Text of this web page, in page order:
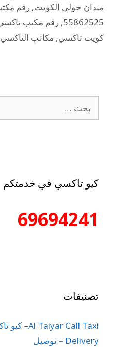
ميدان حولي الكويت, رقم
55862525
, رقم مكتب
كويت تاكسي, مكاتب
كيو تاكسي في خدمتكم
69694241
تصنيفات
Al Taiyar Call Taxi– كيو تاكسي
Delivery – توصيل